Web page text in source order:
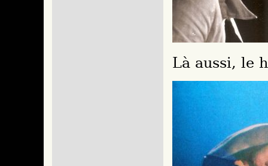
Là aussi, le